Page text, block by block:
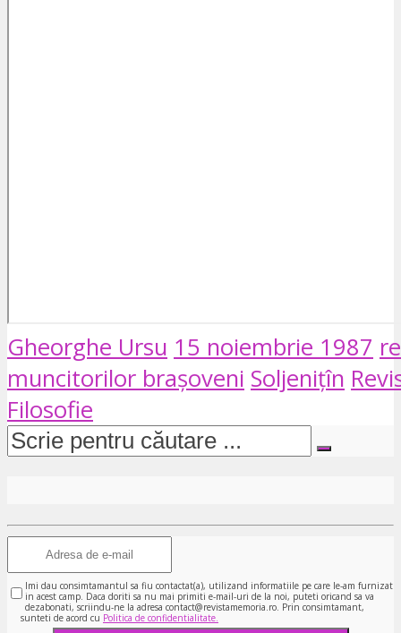
Gheorghe Ursu 15 noiembrie 1987
muncitorilor brașoveni Soljenițîn
Filosofie
Imi dau consimtamantul sa fiu contactat(a), utilizand informatiile pe care le-am furnizat
in acest camp. Daca doriti sa nu mai primiti e-mail-uri de la noi, puteti oricand sa va
dezabonati, scriindu-ne la adresa contact@revistamemoria.ro. Prin consimtamant,
sunteti de acord cu Politica de confidentialitate.